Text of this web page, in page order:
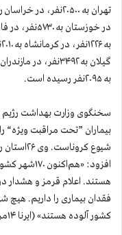
به ۲۰۹۵نفر رسیده است.
شیوع
هستند. اعلام قرمز و هشدار
فقدان بیماری را داریم. هیچ
کشور آلوده هستند» (ایرنا ۱۴مرداد).